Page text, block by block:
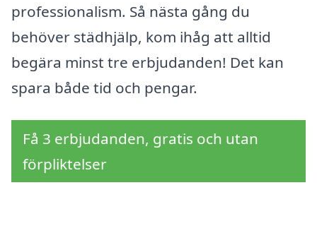
professionalism. Så nästa gång du
behöver städhjälp, kom ihåg att alltid
begära minst tre erbjudanden! Det kan
spara både tid och pengar.
Få 3 erbjudanden, gratis och utan
förpliktelser